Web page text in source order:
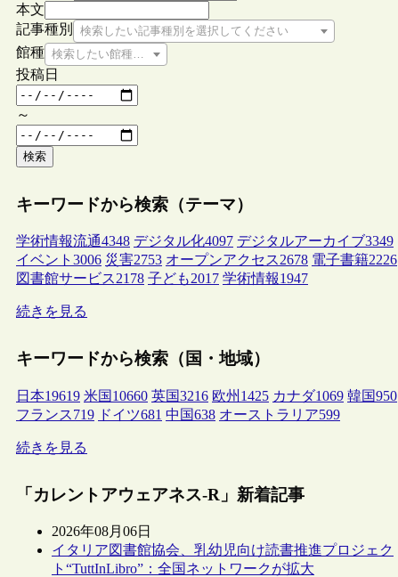
本文
記事種別
検索したい記事種別を選択してください
館種 検索したい館種を選択してください
投稿日
～
検索
キーワードから検索（テーマ）
学術情報流通4348 デジタル化4097 デジタルアーカイブ3349
イベント 3006 災害2753 オープンアクセス2678 電子書籍2226
図書館サービス2178 子ども2017 学術情報1947
続きを見る
キーワードから検索（国・地域）
日本19619 米国 10660 英国3216 欧州 1425 カナダ1069 韓国950
フランス719 ドイツ681 中国638 オーストラリア599
続きを見る
「カレントアウェアネス-R」新着記事
2026年08月06日
イタリア図書館協会、乳幼児向け読書推進プロジェク
ト“TuttInLibro”：全国ネットワークが拡大